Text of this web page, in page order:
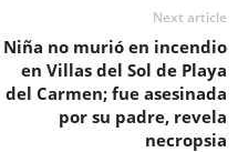
Next article
Niña no murió en incendio
en Villas del Sol de Playa
del Carmen; fue asesinada
por su padre, revela
necropsia